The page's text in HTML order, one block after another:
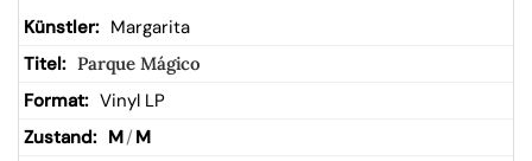
kor
b
Margarita
Parque Mágico
Vinyl LP
M/ M